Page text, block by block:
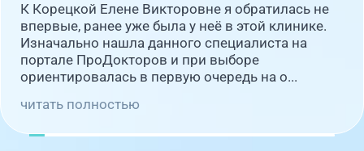
К Корецкой Елене Викторовне я обратилась не
впервые, ранее уже была у неё в этой клинике.
Изначально нашла данного специалиста на
портале ПроДокторов и при выборе
ориентировалась в первую очередь на о...
читать полностью